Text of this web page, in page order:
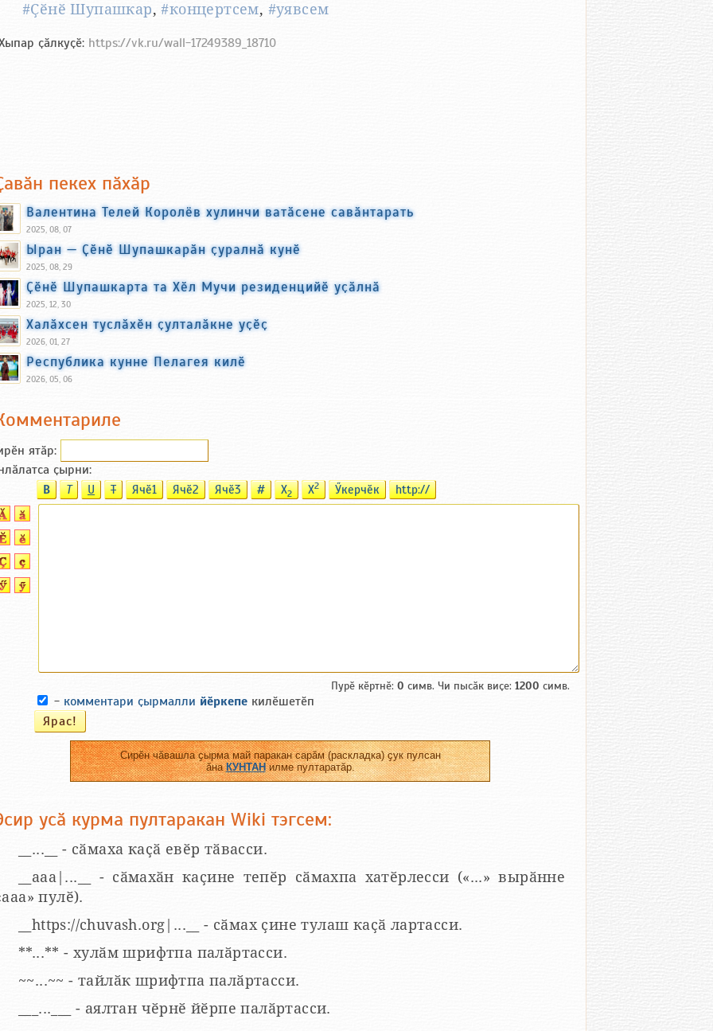
#Ҫӗнӗ Шупашкар,#концертсем, #уявсем
ҫӑлкуҫӗ: https://vk.ru/wall-17249389_18710
пекех пӑхӑр
Валентина Телей Королёв хулинчи ватӑсене савӑнтарать
2025, 08, 07
Ыран — Ҫӗнӗ Шупашкарӑн ҫуралнӑ кунӗ
2025, 08, 29
Ҫӗнӗ Шупашкарта та Хӗл Мучи резиденцийӗ уҫӑлнӑ
2025, 12, 30
Халӑхсен туслӑхӗн ҫулталӑкне уҫӗҫ
2026, 01, 27
Республика кунне Пелагея килӗ
2026, 05, 06
ятӑp:
ҫырни:
B T U T Ячӗ1 Ячӗ2 Ячӗ3 # X2 X2 Ӳкерчӗк http://
Пурӗ кӗртнӗ: 0 симв. Чи пысӑк виҫе: 1200 симв.
- комментари ҫырмалли йӗркепе килӗшетӗп
Сирӗн чӑвашла ҫырма май паракан сарӑм (раскладка) ҫук пулсан
ӑнаКУНТАНилме пултаратӑр.
усӑ курма пултаракан Wiki тэгсем:
__...__ - сӑмаха каҫӑ евӗр тӑвасси.
__aaa|...__ - сӑмахӑн каҫине тепӗр сӑмахпа хатӗрлесси («...» вырӑнне
пулӗ).
__https://chuvash.org|...__ - сӑмах ҫине тулаш каҫӑ лартасси.
**...** - хулӑм шрифтпа палӑртасси.
~~...~~ - тайлӑк шрифтпа палӑртасси.
___...___ - аялтан чӗрнӗ йӗрпе палӑртасси.